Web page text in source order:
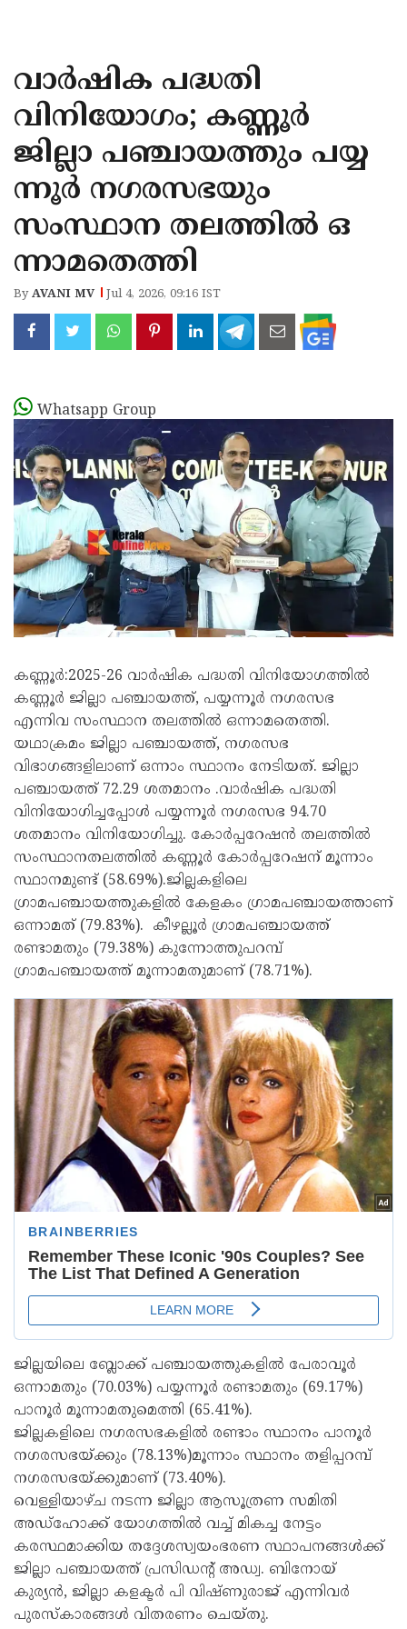
KANNUR
KASARAGOD
വാർഷിക പദ്ധതി
വിനിയോഗം; കണ്ണൂർ
ജില്ലാ പഞ്ചായത്തും പയ്യ
ന്നൂർ നഗരസഭയും
സംസ്ഥാന തലത്തിൽ ഒ
ന്നാമതെത്തി
ByAVANI MV Jul 4, 2026, 09:16 IST
Whatsapp Group
കണ്ണൂർ:2025-26 വാർഷിക പദ്ധതി വിനിയോഗത്തിൽ
കണ്ണൂർ ജില്ലാ പഞ്ചായത്ത്, പയ്യന്നൂർ നഗരസഭ
എന്നിവ സംസ്ഥാന തലത്തിൽ ഒന്നാമതെത്തി.
യഥാക്രമം ജില്ലാ പഞ്ചായത്ത്‌, നഗരസഭ
വിഭാഗങ്ങളിലാണ് ഒന്നാം സ്ഥാനം നേടിയത്. ജില്ലാ
പഞ്ചായത്ത് 72.29 ശതമാനം .വാർഷിക പദ്ധതി
വിനിയോഗിച്ചപ്പോൾ പയ്യന്നൂർ നഗരസഭ 94.70
ശതമാനം വിനിയോഗിച്ചു. കോർപ്പറേഷൻ തലത്തിൽ
സംസ്ഥാനതലത്തിൽ കണ്ണൂർ കോർപ്പറേഷന് മൂന്നാം
സ്ഥാനമുണ്ട് (58.69%).ജില്ലകളിലെ
ഗ്രാമപഞ്ചായത്തുകളിൽ കേളകം ഗ്രാമപഞ്ചായത്താണ്
ഒന്നാമത് (79.83%). കീഴല്ലൂർ ഗ്രാമപഞ്ചായത്ത്
രണ്ടാമതും (79.38%) കുന്നോത്തുപറമ്പ്
ഗ്രാമപഞ്ചായത്ത് മൂന്നാമതുമാണ് (78.71%).
ജില്ലയിലെ ബ്ലോക്ക് പഞ്ചായത്തുകളിൽ പേരാവൂർ
ഒന്നാമതും (70.03%) പയ്യന്നൂർ രണ്ടാമതും (69.17%)
പാനൂർ മൂന്നാമതുമെത്തി (65.41%).
ജില്ലകളിലെ നഗരസഭകളിൽ രണ്ടാം സ്ഥാനം പാനൂർ
നഗരസഭയ്ക്കും (78.13%)മൂന്നാം സ്ഥാനം തളിപ്പറമ്പ്
നഗരസഭയ്ക്കുമാണ് (73.40%).
വെള്ളിയാഴ്ച നടന്ന ജില്ലാ ആസൂത്രണ സമിതി
അഡ്ഹോക്ക് യോഗത്തിൽ വച്ച് മികച്ച നേട്ടം
കരസ്ഥമാക്കിയ തദ്ദേശസ്വയംഭരണ സ്ഥാപനങ്ങൾക്ക്
ജില്ലാ പഞ്ചായത്ത്‌ പ്രസിഡന്റ്‌ അഡ്വ. ബിനോയ്‌
കുര്യൻ, ജില്ലാ കളക്ടർ പി വിഷ്ണുരാജ് എന്നിവർ
പുരസ്കാരങ്ങൾ വിതരണം ചെയ്തു.